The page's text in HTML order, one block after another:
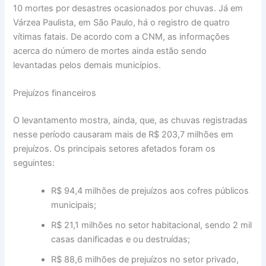
10 mortes por desastres ocasionados por chuvas. Já em
Várzea Paulista, em São Paulo, há o registro de quatro
vítimas fatais. De acordo com a CNM, as informações
acerca do número de mortes ainda estão sendo
levantadas pelos demais municípios.
Prejuízos financeiros
O levantamento mostra, ainda, que, as chuvas registradas
nesse período causaram mais de R$ 203,7 milhões em
prejuízos. Os principais setores afetados foram os
seguintes:
R$ 94,4 milhões de prejuízos aos cofres públicos
municipais;
R$ 21,1 milhões no setor habitacional, sendo 2 mil
casas danificadas e ou destruídas;
R$ 88,6 milhões de prejuízos no setor privado,